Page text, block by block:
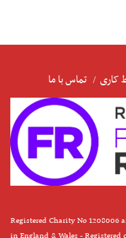
کاری تماس با ما
Registered Charity No 1208006